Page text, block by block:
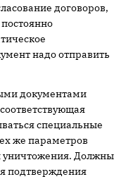
договоров,
надо отправить
документами
специальные
же параметров
уничтожения. Должны
подтверждения